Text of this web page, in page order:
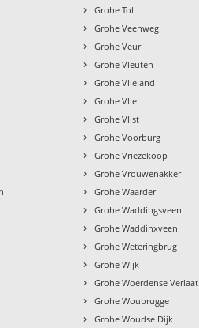
› Grohe Tol
› Grohe Veenweg
› Grohe Veur
› Grohe Vleuten
› Grohe Vlieland
› Grohe Vliet
› Grohe Vlist
› Grohe Voorburg
› Grohe Vriezekoop
› Grohe Vrouwenakker
› Grohe Waarder
› Grohe Waddingsveen
› Grohe Waddinxveen
› Grohe Weteringbrug
› Grohe Wijk
› Grohe Woerdense Verlaat
› Grohe Woubrugge
› Grohe Woudse Dijk